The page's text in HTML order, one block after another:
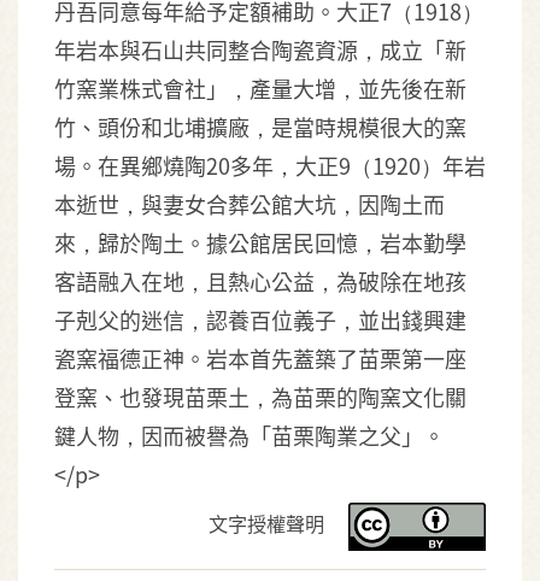
丹吾同意每年給予定額補助。大正7（1918）
年岩本與石山共同整合陶瓷資源，成立「新
竹窯業株式會社」，產量大增，並先後在新
竹、頭份和北埔擴廠，是當時規模很大的窯
場。在異鄉燒陶20多年，大正9（1920）年岩
本逝世，與妻女合葬公館大坑，因陶土而
來，歸於陶土。據公館居民回憶，岩本勤學
客語融入在地，且熱心公益，為破除在地孩
子剋父的迷信，認養百位義子，並出錢興建
瓷窯福德正神。岩本首先蓋築了苗栗第一座
登窯、也發現苗栗土，為苗栗的陶窯文化關
鍵人物，因而被譽為「苗栗陶業之父」。
</p>
文字授權聲明